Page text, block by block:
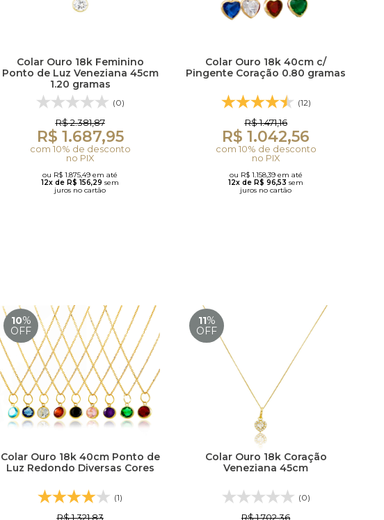
Colar Ouro 18k Feminino
Ponto de Luz Veneziana 45cm
1.20 gramas
(0)
R$ 2.381,87
R$ 1.687,95
com 10% de desconto
no PIX
ou R$ 1.875,49 em até
12x de R$ 156,29sem
juros no cartão
Colar Ouro 18k 40cm c/
Pingente Coração 0.80 gramas
(12)
R$ 1.471,16
R$ 1.042,56
com 10% de desconto
no PIX
ou R$ 1.158,39 em até
12x de R$ 96,53sem
juros no cartão
10%
OFF
Colar Ouro 18k 40cm Ponto de
Luz Redondo Diversas Cores
(1)
R$ 1.321,83
11%
OFF
Colar Ouro 18k Coração
Veneziana 45cm
(0)
R$ 1.702,36